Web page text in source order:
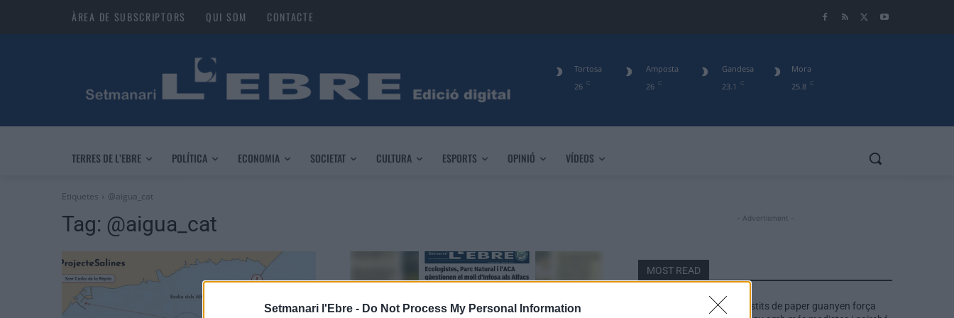
Setmanari l'Ebre - Do Not Process My Personal Information
ÀREA DE SUBSCRIPTORS QUI SOM CONTACTE
26 C
Tortosa
26 C
Amposta
23.1
C
Gandesa
25.8 C
Mora
TERRES DE L’EBRE POLÍTICA ECONOMIA SOCIETAT CULTURA ESPORTS OPINIÓ VÍDEOS
Etiquetes @aigua_cat
Tag: @aigua_cat - Advertisment -
MOST READ
Els vestits de paper guanyen força